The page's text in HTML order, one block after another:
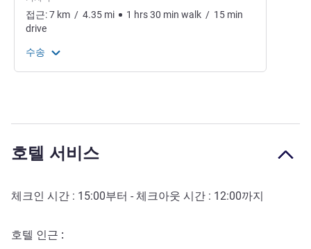
접근:7 km / 4.35 mi 1 hrs30 min walk / 15 min
drive
수송
호텔 서비스
체크인 시간 : 15:00부터 - 체크아웃 시간 : 12:00까지
호텔 인근